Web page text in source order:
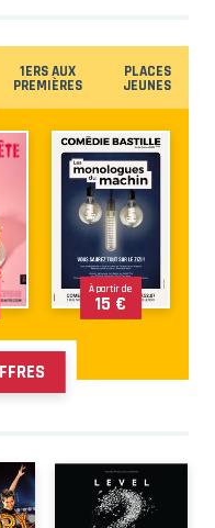
1ERS AUX
PREMIÈRES
PLACES
JEUNES
À partir de
15 €